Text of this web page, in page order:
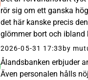
rör sig om ett ganska
det här kanske precis
glömmer bort och ibland
skapa samma typ av
2026-05-31 17:33 by
Ålandsbanken erbjuder
Även personalen hålls